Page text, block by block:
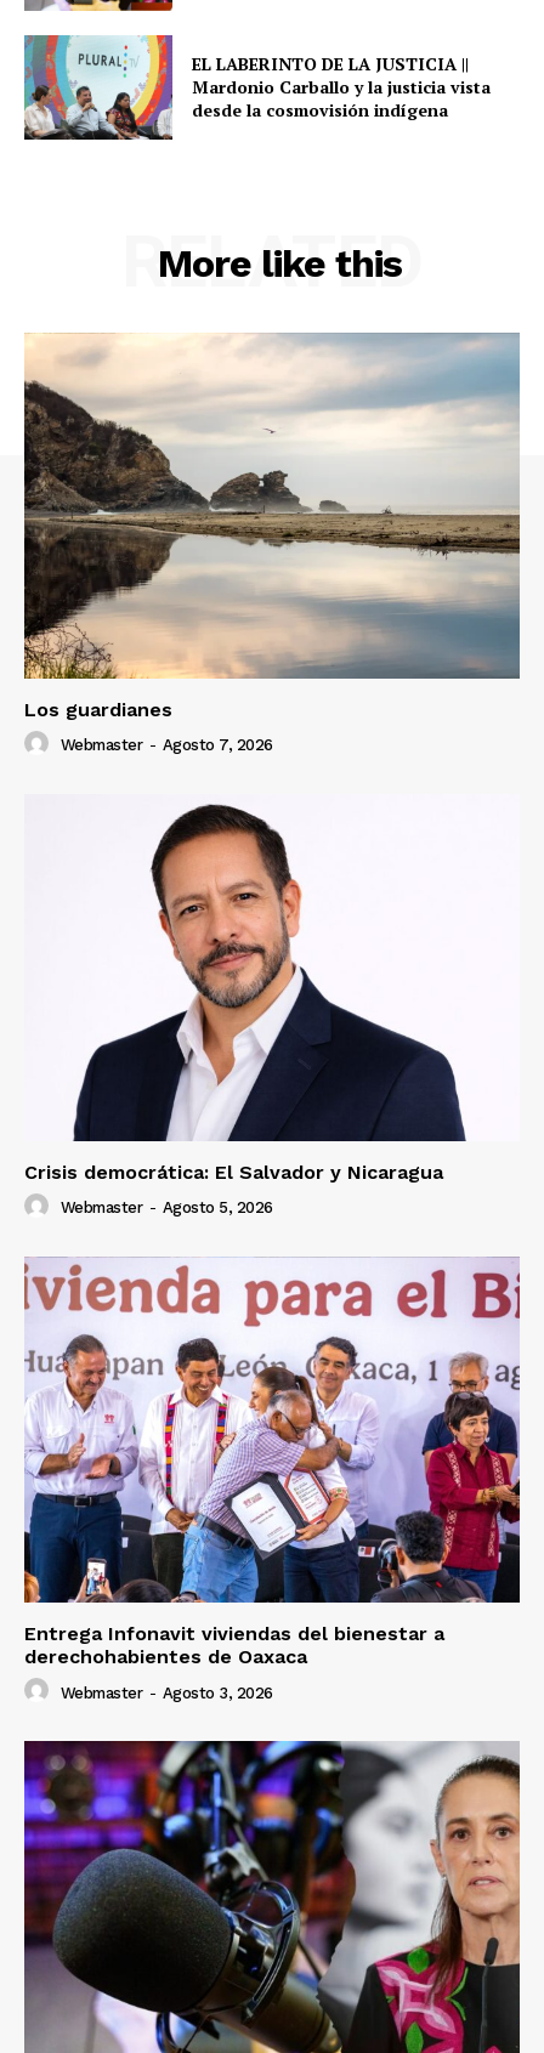
EL LABERINTO DE LA JUSTICIA ||
Mardonio Carballo y la justicia vista
desde la cosmovisión indígena
More like this
RELATED
Los guardianes
Webmaster - Agosto 7, 2026
Crisis democrática: El Salvador y Nicaragua
Webmaster - Agosto 5, 2026
Entrega Infonavit viviendas del bienestar a
derechohabientes de Oaxaca
Webmaster - Agosto 3, 2026